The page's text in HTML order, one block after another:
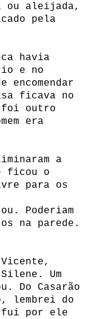
ou aleijada,
pela
havia
e no
ficava no
foi outro
era
a
ficou o
para os
Poderiam
na parede.
Vicente,
Um
Do Casarão
lembrei do
fui por ele